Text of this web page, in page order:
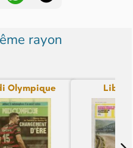
rayon
Olympique